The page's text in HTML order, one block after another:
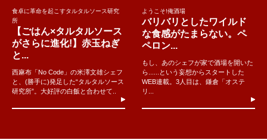
食卓に革命を起こすタルタルソース研究
所
【ごはん×タルタルソース
がさらに進化!】赤玉ねぎ
と...
西麻布「No Code」の米澤文雄シェフ
と、(勝手に)発足した“タルタルソース
研究所”。大好評の白飯と合わせて..
ようこそ!俺酒場
バリバリとしたワイルド
な食感がたまらない。ペ
ペロン...
もし、あのシェフが家で酒場を開いた
ら......という妄想からスタートした
WEB連載。3人目は、鎌倉「オステ
リ...